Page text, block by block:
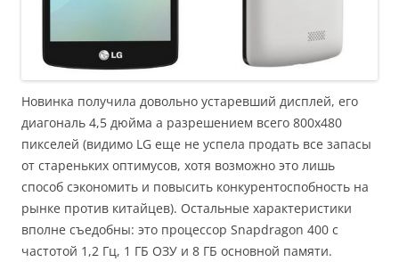
Новинка получила довольно устаревший дисплей, его
диагональ 4,5 дюйма а разрешением всего 800х480
пикселей (видимо LG еще не успела продать все запасы
от стареньких оптимусов, хотя возможно это лишь
способ сэкономить и повысить конкурентоспобность на
рынке против китайцев). Остальные характеристики
вполне съедобны: это процессор Snapdragon 400 с
частотой 1,2 Гц, 1 ГБ ОЗУ и 8 ГБ основной памяти.